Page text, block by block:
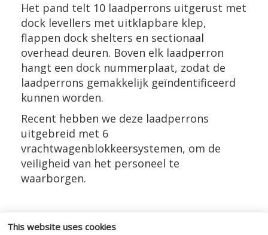
This website uses cookies
Het pand telt 10 laadperrons uitgerust met
dock levellers met uitklapbare klep,
flappen dock shelters en sectionaal
overhead deuren. Boven elk laadperron
hangt een dock nummerplaat, zodat de
laadperrons gemakkelijk geïndentificeerd
kunnen worden.
Recent hebben we deze laadperrons
uitgebreid met 6
vrachtwagenblokkeersystemen, om de
veiligheid van het personeel te
waarborgen.